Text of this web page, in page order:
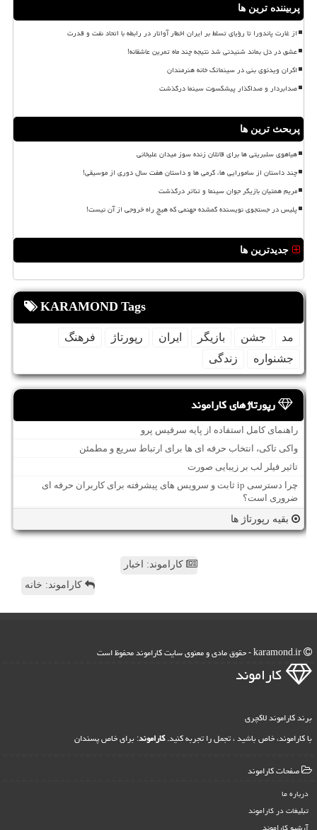
پربیننده ترین ها
از غارت پاندورا تا رؤیای تسلط بر ایران اخطار آواتار در رابطه با اتحاد نفت و قدرت
عشق در دل بماند شنیدنی شد نتیجه چند ماه تمرین عاشقانه!
اکران ویدئوی بنی در سینماتک خانه هنرمندان
صدابردار و صداگذار پیشکسوت سینما درگذشت
پربحث ترین ها
هیاهوی سلبریتی ها برای قاتلان زنده سوز میدان علیخانی
چند داستان از سامورایی ها، گرمی ها و داستان هفت سال دوری از موسیقی!
مریم همتیان بازیگر جوان سینما و تئاتر درگذشت
پلیس در جستجوی نویسنده گمشده جهنمی که هیچ راه خروجی از آن نیست!
جدیدترین ها
KARAMOND Tags
مد جشن بازیگر ایران رپورتاژ
فرهنگ
جشنواره
زندگی
رپورتاژهای کاراموند
راهنمای کامل استفاده از پایه سرفیس پرو
واکی تاکی، انتخاب حرفه ای ها برای ارتباط سریع و مطمئن
تاثیر فیلر لب بر زیبایی صورت
چرا دسترسی ip ثابت و سرویس های پیشرفته برای کاربران حرفه ای
ضروری است؟
بقیه رپورتاژ ها
کاراموند: اخبار
کاراموند: خانه
كاراموند
برند کاراموند لاکچری
با کاراموند، خاص باشید ، تجمل را تجربه کنید.کاراموند: برای خاص پسندان
صفحات كاراموند
درباره ما
تبلیغات در كاراموند